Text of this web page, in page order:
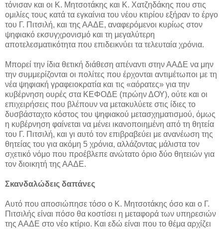
τόνισαν και οι Κ. Μητσοτάκης και Κ. Χατζηδάκης που στις
ομιλίες τους κατά τα εγκαίνια του νέου κτιρίου εξήραν το έργο
του Γ. Πιτσιλή, και της ΑΑΔΕ, αναφερόμενοι κυρίως στον
ψηφιακό εκσυγχρονισμό και τη μεγαλύτερη
αποτελεσματικότητα που επιδεικνύει τα τελευταία χρόνια.
Μπορεί την ίδια θετική διάθεση απέναντι στην ΑΑΔΕ να μην
την συμμερίζονται οι πολίτες που έρχονται αντιμέτωποι με τη
νέα ψηφιακή γραφειοκρατία και τις «αόρατες» για την
κυβέρνηση ουρές στα ΚΕΦΟΔΕ (πρώην ΔΟΥ), ούτε και οι
επιχειρήσεις που βλέπουν να μετακυλύετε στις ίδιες το
δυσβάσταχτο κόστος του ψηφιακού μετασχηματισμού, όμως
η κυβέρνηση φαίνεται να μένει ικανοποιημένη από τη θητεία
του Γ. Πιτσιλή, και γι αυτό τον επιβραβεύει με ανανέωση της
θητείας του για ακόμη 5 χρόνια, αλλάζοντας μάλιστα τον
σχετικό νόμο που προέβλεπε ανώτατο όριο δύο θητειών για
τον διοικητή της ΑΑΔΕ.
Σκανδαλώδεις δαπάνες
Αυτό που αποσιώπησε τόσο ο Κ. Μητσοτάκης όσο και ο Γ.
Πιτσιλής είναι πόσο θα κοστίσει η μεταφορά των υπηρεσιών
της ΑΑΔΕ στο νέο κτίριο. Και εδώ είναι που το θέμα αρχίζει